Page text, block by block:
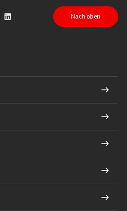
Instagram
auf TikTok
Sparkasse auf LinkedIn
Nach oben